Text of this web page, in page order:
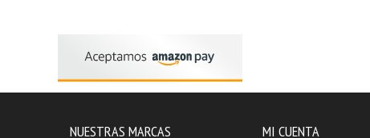
NUESTRAS MARCAS MI CUENTA